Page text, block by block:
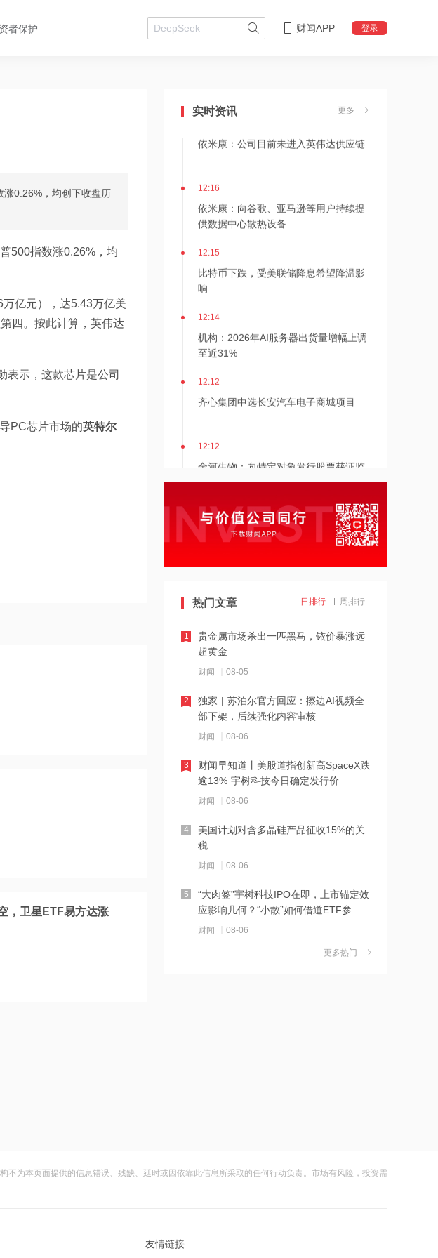
者保护 财闻APP 登录
涨0.26%，均创下收盘历
500指数涨0.26%，均
亿元），达5.43万亿美
四。按此计算，英伟达
表示，这款芯片是公司
PC芯片市场的英特尔
，卫星ETF易方达涨
实时资讯 更多
100%，云南神火铝水转化率约90%
12:16
依米康：公司目前未进入英伟达供应链
12:16
依米康：向谷歌、亚马逊等用户持续提
供数据中心散热设备
12:15
比特币下跌，受美联储降息希望降温影
响
12:14
机构：2026年AI服务器出货量增幅上调
至近31%
12:12
齐心集团中选长安汽车电子商城项目
12:12
金河生物：向特定对象发行股票获证监
12:11
东方锆业：向特定对象发行股票申请获
深交所受理
该股明年中目标价为300美元
12:10
公司Obi项目全部产线已正式进入满产运
营阶段 力勤资源午前涨超3%
12:09
7月风机招标显著回暖 出口保持较高景
气度 金风科技涨超7%
12:07
港股三大指数转涨，半导体、PCB概念
股强势反弹
12:06
通天酒业8月7日起短暂停牌 待刊发构成
公司内幕消息的收购公告
12:05
AI制药商业化兑现能力逐步凸显 剂泰科
技-P大涨超7%领跑
市北高新、东方证券等成立私募投资基
热门文章 日排行 周排行
贵金属市场杀出一匹黑马，铱价暴涨远
超黄金
财闻 08-05
1
独家 | 苏泊尔官方回应：擦边AI视频全
部下架，后续强化内容审核
财闻 08-06
2
财闻早知道丨美股道指创新高SpaceX跌
逾13% 宇树科技今日确定发行价
财闻 08-06
3
美国计划对含多晶硅产品征收15%的关
税
财闻 08-06
4
“大肉签”宇树科技IPO在即，上市锚定效
应影响几何？“小散”如何借道ETF参
与？
财闻 08-06
5
茉莉奶白陷降薪罗生门，当事人称：公
陆A股
更多热门
为本页面提供的信息错误、残缺、延时或因依靠此信息所采取的任何行动负责。市场有风险，投资需
友情链接